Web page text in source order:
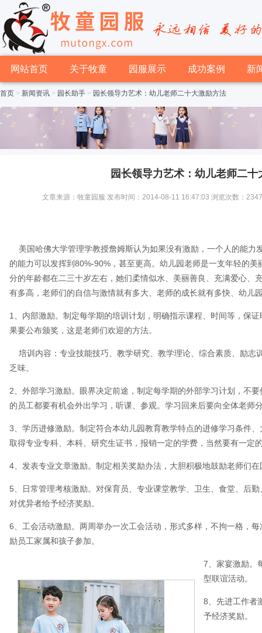
网站首页 关于牧童 园服展示 成功案例 新
首页 > 新闻资讯 > 园长助手 > 园长领导力艺术：幼儿老师二十大激励方法
园长领导力艺术：幼儿老师二十
文章来源：牧童园服 发布时间：2014-08-11 16:47:03 浏览次数：2347
美国哈佛大学管理学教授詹姆斯认为如果没有激励，一个人的能力
的能力可以发挥到80%-90%，甚至更高。幼儿园老师是一支年轻的
分的年龄都在二三十岁左右，她们柔情似水、美丽善良、充满爱心、
有多高，老师们的自信与激情就有多大、老师的成长就有多快、幼儿
1、内部激励。制定每学期的培训计划，明确指示课程、时间等，保
果要公布颁奖，这是老师们欢迎的方法。
培训内容：专业技能技巧、教学研究、教学理论、综合素质、励志
乏味。
2、外部学习激励。眼界决定前途，制定每学期的外部学习计划，不
的员工都要有机会外出学习，听课、参观。学习回来后要向全体老师
3、学历进修激励。制定符合本幼儿园教育教学特点的进修学习条件
取得专业专科、本科、研究生证书，报销一定的学费，当然要有一定
4、发表专业文章激励。制定相关奖励办法，大胆积极地鼓励老师们
5、日常管理考核激励。对保育员、专业课堂教学、卫生、食堂、后
对优异者给予经济奖励。
6、工会活动激励。两周举办一次工会活动，形式多样，不拘一格，
励员工家属和孩子参加。
7、家宴激励。
型联谊活动。
8、先进工作者
予经济奖励。